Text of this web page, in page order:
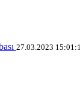
27.03.2023